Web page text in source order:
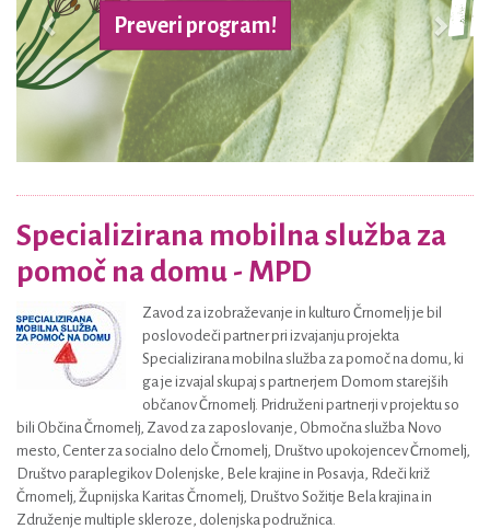
Preveri program!
Specializirana mobilna služba za
pomoč na domu - MPD
Zavod za izobraževanje in kulturo Črnomelj je bil
poslovodeči partner pri izvajanju projekta
Specializirana mobilna služba za pomoč na domu, ki
ga je izvajal skupaj s partnerjem Domom starejših
občanov Črnomelj. Pridruženi partnerji v projektu so
bili Občina Črnomelj, Zavod za zaposlovanje, Območna služba Novo
mesto, Center za socialno delo Črnomelj, Društvo upokojencev Črnomelj,
Društvo paraplegikov Dolenjske, Bele krajine in Posavja, Rdeči križ
Črnomelj, Župnijska Karitas Črnomelj, Društvo Sožitje Bela krajina in
Združenje multiple skleroze, dolenjska podružnica.